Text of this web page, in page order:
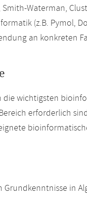
Smith-Waterman,
(z.B. Pymol,
an konkreten
die wichtigsten
erforderlich
Grundkenntnisse in